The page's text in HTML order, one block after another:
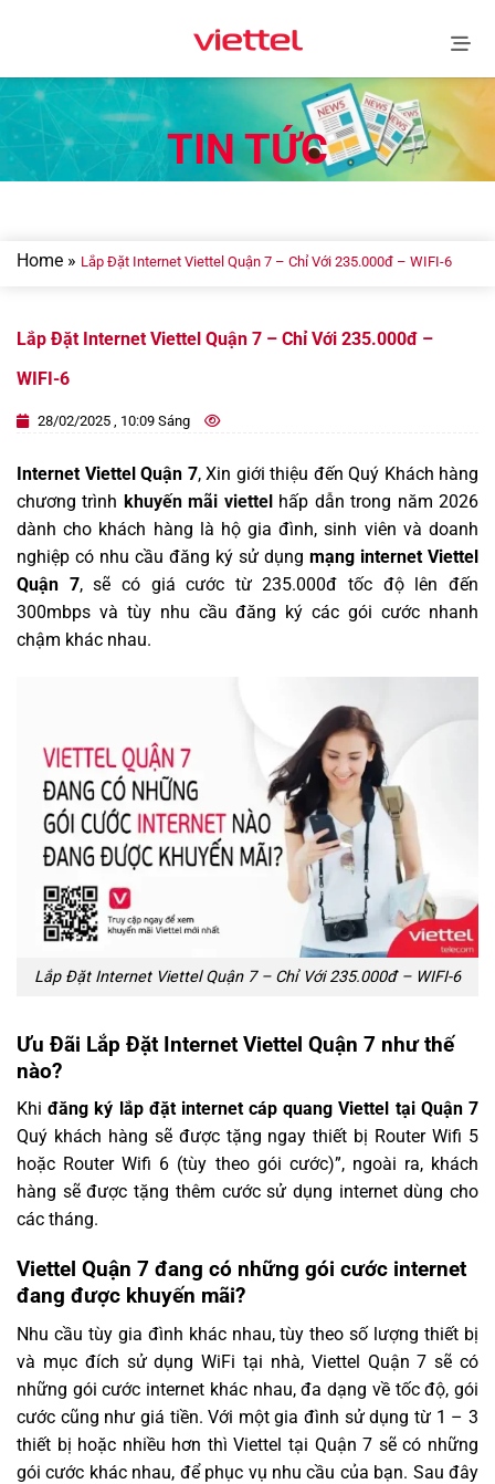
TIN TỨC
Home » Lắp Đặt Internet Viettel Quận 7 – Chỉ Với 235.000đ – WIFI-6
Lắp Đặt Internet Viettel Quận 7 – Chỉ Với 235.000đ –
WIFI-6
28/02/2025 , 10:09 Sáng
Internet Viettel Quận 7, Xin giới thiệu đến Quý Khách hàng
chương trình khuyến mãi viettelhấp dẫn trong năm 2026
dành cho khách hàng là hộ gia đình, sinh viên và doanh
nghiệp có nhu cầu đăng ký sử dụng mạng internet Viettel
Quận 7, sẽ có giá cước từ 235.000đ tốc độ lên đến
300mbps và tùy nhu cầu đăng ký các gói cước nhanh
chậm khác nhau.
Lắp Đặt Internet Viettel Quận 7 – Chỉ Với 235.000đ – WIFI-6
Ưu Đãi Lắp Đặt Internet Viettel Quận 7 như thế
nào?
Khiđăng ký lắp đặt internet cáp quang Viettel tại Quận 7
Quý khách hàng sẽ được tặng ngay thiết bị Router Wifi 5
hoặc Router Wifi 6 (tùy theo gói cước)”, ngoài ra, khách
hàng sẽ được tặng thêm cước sử dụng internet dùng cho
các tháng.
Viettel Quận 7 đang có những gói cước internet
đang được khuyến mãi?
Nhu cầu tùy gia đình khác nhau, tùy theo số lượng thiết bị
và mục đích sử dụng WiFi tại nhà, Viettel Quận 7 sẽ có
những gói cước internet khác nhau, đa dạng về tốc độ, gói
cước cũng như giá tiền. Với một gia đình sử dụng từ 1 – 3
thiết bị hoặc nhiều hơn thì Viettel tại Quận 7 sẽ có những
gói cước khác nhau, để phục vụ nhu cầu của bạn. Sau đây